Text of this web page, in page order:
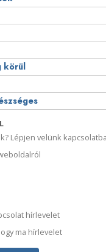
körül
Lépjen velünk kapcsolatba
hírlevelet
ma hírlevelet